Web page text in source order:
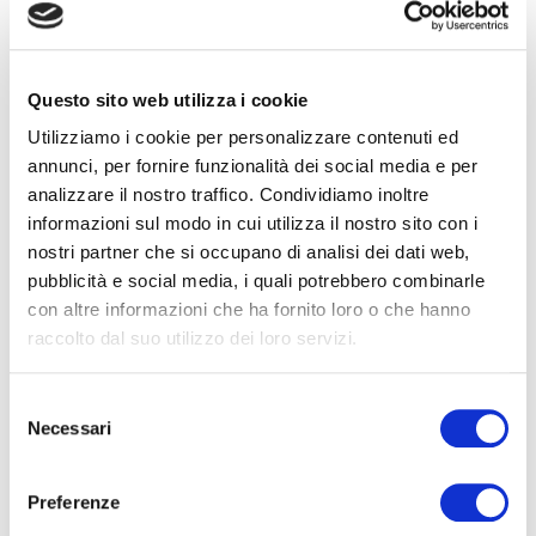
Questo sito web utilizza i cookie
Utilizziamo i cookie per personalizzare contenuti ed
annunci, per fornire funzionalità dei social media e per
analizzare il nostro traffico. Condividiamo inoltre
informazioni sul modo in cui utilizza il nostro sito con i
nostri partner che si occupano di analisi dei dati web,
pubblicità e social media, i quali potrebbero combinarle
con altre informazioni che ha fornito loro o che hanno
raccolto dal suo utilizzo dei loro servizi.
delNecessari
Preferenze
contenuti
incorporati.
_gcl_au Google
Utilizzato per
misurare
l'efficienza delle
attività
pubblicitarie del
sito web,
3 mesi